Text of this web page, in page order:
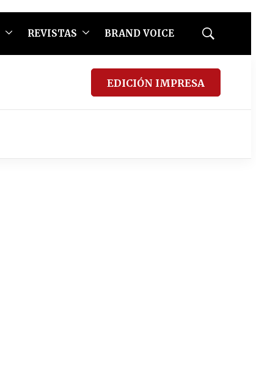
REVISTAS BRAND VOICE
Mostrar
EDICIÓN IMPRESA